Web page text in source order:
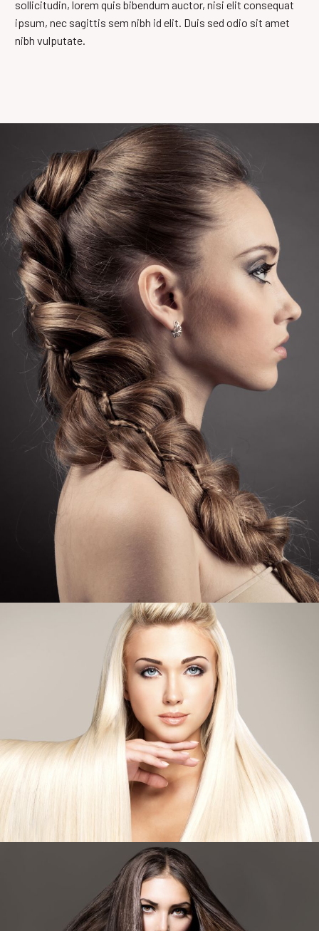
sollicitudin, lorem quis bibendum auctor, nisi elit consequat
ipsum, nec sagittis sem nibh id elit. Duis sed odio sit amet
nibh vulputate.